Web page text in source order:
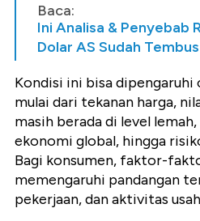
Baca:
Ini Analisa & Penyebab
Dolar AS Sudah
Kondisi ini bisa
mulai dari tekanan harga,
masih berada di level
ekonomi global, hingga
Bagi konsumen, faktor-
memengaruhi pandangan
pekerjaan, dan aktivitas